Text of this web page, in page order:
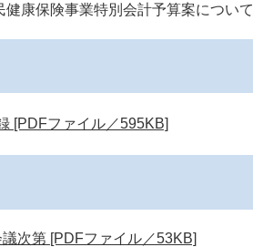
健康保険事業特別会計予算案について
[PDFファイル／595KB]
次第 [PDFファイル／53KB]